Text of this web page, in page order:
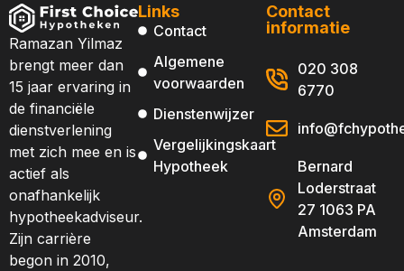
Ramazan Yilmaz
brengt meer dan
15 jaar ervaring in
de financiële
dienstverlening
met zich mee en is
actief als
onafhankelijk
hypotheekadviseur.
Zijn carrière
begon in 2010,
Links
Contact
Algemene
voorwaarden
Dienstenwijzer
Vergelijkingskaart
Hypotheek
Contact
informatie
020 308
6770
Bernard
Loderstraat
27 1063 PA
Amsterdam